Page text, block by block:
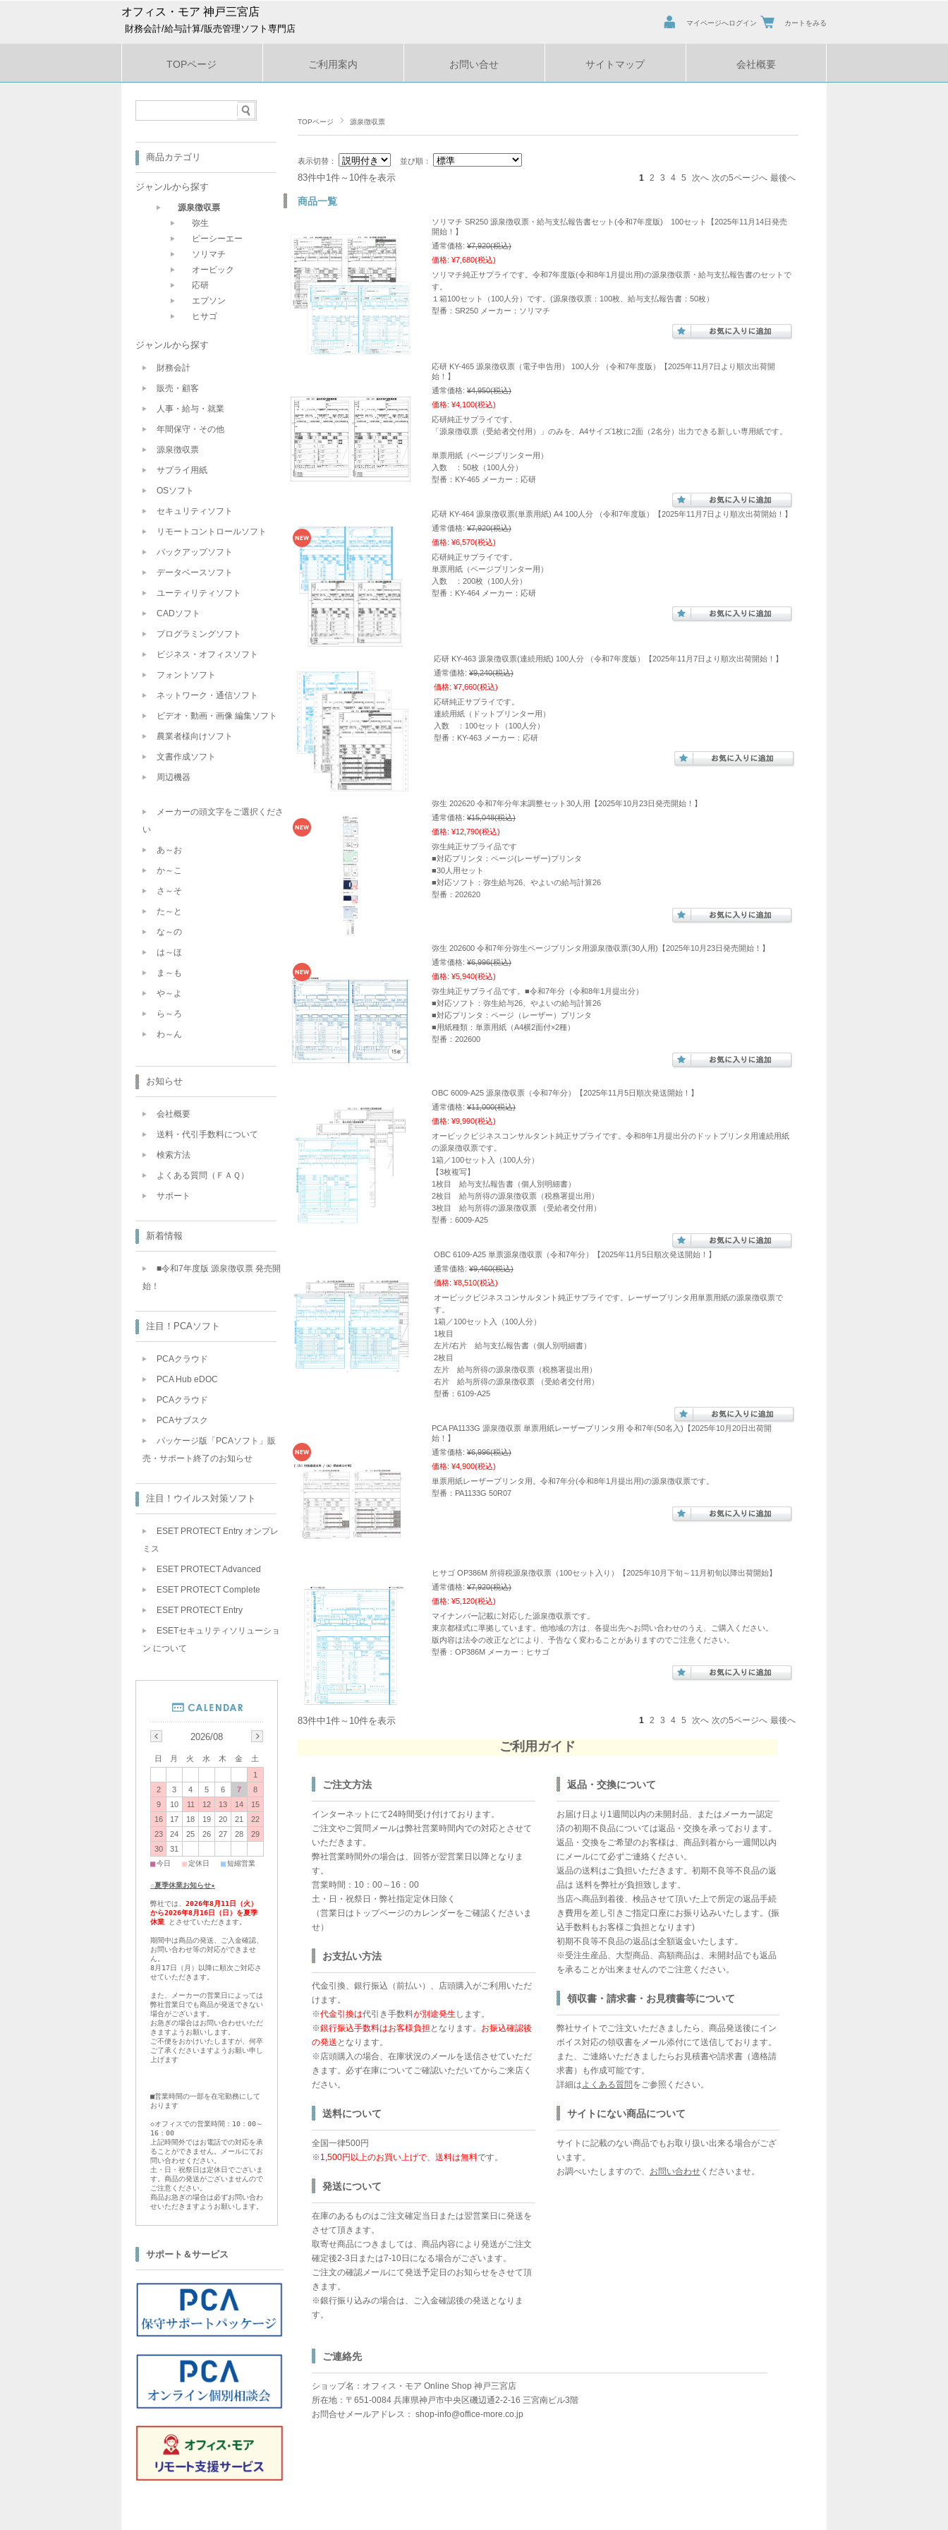
オフィス・モア 神戸三宮店
財務会計/給与計算/販売管理ソフト専門店
マイページへログイン カートをみる
TOPページ ご利用案内 お問い合せ サイトマップ 会社概要
TOPページ 源泉徴収票
表示切替： 並び順：
83件中1件～10件を表示 1 2 3 4 5 次へ 次の5ページへ 最後へ
商品一覧
ソリマチ SR250 源泉徴収票・給与支払報告書セット(令和7年度版) 100セット【2025年11月14日発売
開始！】
通常価格: ¥7,920(税込)
価格: ¥7,680(税込)
ソリマチ純正サプライです。令和7年度版(令和8年1月提出用)の源泉徴収票・給与支払報告書のセットで
す。
１箱100セット（100人分）です。(源泉徴収票：100枚、給与支払報告書：50枚）
型番：SR250 メーカー：ソリマチ
応研 KY-465 源泉徴収票（電子申告用） 100人分 （令和7年度版）【2025年11月7日より順次出荷開
始！】
通常価格: ¥4,950(税込)
価格: ¥4,100(税込)
応研純正サプライです。
「源泉徴収票（受給者交付用）」のみを、A4サイズ1枚に2面（2名分）出力できる新しい専用紙です。
単票用紙（ページプリンター用）
入数 ：50枚（100人分）
型番：KY-465 メーカー：応研
応研 KY-464 源泉徴収票(単票用紙) A4 100人分 （令和7年度版）【2025年11月7日より順次出荷開始！】
通常価格: ¥7,920(税込)
価格: ¥6,570(税込)
応研純正サプライです。
単票用紙（ページプリンター用）
入数 ：200枚（100人分）
型番：KY-464 メーカー：応研
応研 KY-463 源泉徴収票(連続用紙) 100人分 （令和7年度版）【2025年11月7日より順次出荷開始！】
通常価格: ¥9,240(税込)
価格: ¥7,660(税込)
応研純正サプライです。
連続用紙（ドットプリンター用）
入数 ：100セット（100人分）
型番：KY-463 メーカー：応研
弥生 202620 令和7年分年末調整セット30人用【2025年10月23日発売開始！】
通常価格: ¥15,048(税込)
価格: ¥12,790(税込)
弥生純正サプライ品です
■対応プリンタ：ページ(レーザー)プリンタ
■30人用セット
■対応ソフト：弥生給与26、やよいの給与計算26
型番：202620
弥生 202600 令和7年分弥生ページプリンタ用源泉徴収票(30人用)【2025年10月23日発売開始！】
通常価格: ¥6,996(税込)
価格: ¥5,940(税込)
弥生純正サプライ品です。■令和7年分（令和8年1月提出分）
■対応ソフト：弥生給与26、やよいの給与計算26
■対応プリンタ：ページ（レーザー）プリンタ
■用紙種類：単票用紙（A4横2面付×2種）
型番：202600
OBC 6009-A25 源泉徴収票（令和7年分）【2025年11月5日順次発送開始！】
通常価格: ¥11,000(税込)
価格: ¥9,990(税込)
オービックビジネスコンサルタント純正サプライです。令和8年1月提出分のドットプリンタ用連続用紙
の源泉徴収票です。
1箱／100セット入（100人分）
【3枚複写】
1枚目 給与支払報告書（個人別明細書）
2枚目 給与所得の源泉徴収票（税務署提出用）
3枚目 給与所得の源泉徴収票 （受給者交付用）
型番：6009-A25
OBC 6109-A25 単票源泉徴収票（令和7年分）【2025年11月5日順次発送開始！】
通常価格: ¥9,460(税込)
価格: ¥8,510(税込)
オービックビジネスコンサルタント純正サプライです。レーザープリンタ用単票用紙の源泉徴収票で
す。
1箱／100セット入（100人分）
1枚目
左片/右片 給与支払報告書（個人別明細書）
2枚目
左片 給与所得の源泉徴収票（税務署提出用）
右片 給与所得の源泉徴収票 （受給者交付用）
型番：6109-A25
PCA PA1133G 源泉徴収票 単票用紙レーザープリンタ用 令和7年(50名入)【2025年10月20日出荷開
始！】
通常価格: ¥6,996(税込)
価格: ¥4,900(税込)
単票用紙レーザープリンタ用。令和7年分(令和8年1月提出用)の源泉徴収票です。
型番：PA1133G 50R07
ヒサゴ OP386M 所得税源泉徴収票（100セット入り）【2025年10月下旬～11月初旬以降出荷開始】
通常価格: ¥7,920(税込)
価格: ¥5,120(税込)
マイナンバー記載に対応した源泉徴収票です。
東京都様式に準拠しています。他地域の方は、各提出先へお問い合わせのうえ、ご購入ください。
版内容は法令の改正などにより、予告なく変わることがありますのでご注意ください。
型番：OP386M メーカー：ヒサゴ
83件中1件～10件を表示 1 2 3 4 5 次へ 次の5ページへ 最後へ
ご利用ガイド
ご注文方法
インターネットにて24時間受け付けております。
ご注文やご質問メールは弊社営業時間内での対応とさせて
いただきます。
弊社営業時間外の場合は、回答が翌営業日以降となりま
す。
営業時間：10：00～16：00
土・日・祝祭日・弊社指定定休日除く
（営業日はトップページのカレンダーをご確認くださいま
せ）
お支払い方法
代金引換、銀行振込（前払い）、店頭購入がご利用いただ
けます。
※代金引換は代引き手数料が別途発生 します。
※銀行振込手数料はお客様負担 となります。 お振込確認後
の発送 となります。
※店頭購入の場合、在庫状況のメールを送信させていただ
きます。必ず在庫についてご確認いただいてからご来店く
ださい。
送料について
全国一律500円
※1,500円以上のお買い上げで、送料は無料です。
発送について
在庫のあるものはご注文確定当日または翌営業日に発送を
させて頂きます。
取寄せ商品につきましては、商品内容により発送がご注文
確定後2-3日または7-10日になる場合がございます。
ご注文の確認メールにて発送予定日のお知らせをさせて頂
きます。
※銀行振り込みの場合は、ご入金確認後の発送となりま
す。
返品・交換について
お届け日より1週間以内の未開封品、またはメーカー認定
済の初期不良品については返品・交換を承っております。
返品・交換をご希望のお客様は、商品到着から一週間以内
にメールにて必ずご連絡ください。
返品の送料はご負担いただきます。初期不良等不良品の返
品は 送料を弊社が負担致します。
当店へ商品到着後、検品させて頂いた上で所定の返品手続
き費用を差し引きご指定口座にお振り込みいたします。(振
込手数料もお客様ご負担となります)
初期不良等不良品の返品は全額返金いたします。
※受注生産品、大型商品、高額商品は、未開封品でも返品
を承ることが出来ませんのでご注意ください。
領収書・請求書・お見積書等について
弊社サイトでご注文いただきましたら、商品発送後にイン
ボイス対応の領収書をメール添付にて送信しております。
また、ご連絡いただきましたらお見積書や請求書（適格請
求書）も作成可能です。
詳細はよくある質問をご参照ください。
サイトにない商品について
サイトに記載のない商品でもお取り扱い出来る場合がござ
います。
お調べいたしますので、 お問い合わせくださいませ。
ご連絡先
ショップ名：オフィス・モア Online Shop 神戸三宮店
所在地：〒651-0084 兵庫県神戸市中央区磯辺通2-2-16 三宮南ビル3階
お問合せメールアドレス： shop-info@office-more.co.jp
商品カテゴリ
ジャンルから探す
源泉徴収票
弥生
ピーシーエー
ソリマチ
オービック
応研
エプソン
ヒサゴ
ジャンルから探す
財務会計
販売・顧客
人事・給与・就業
年間保守・その他
源泉徴収票
サプライ用紙
OSソフト
セキュリティソフト
リモートコントロールソフト
バックアップソフト
データベースソフト
ユーティリティソフト
CADソフト
プログラミングソフト
ビジネス・オフィスソフト
フォントソフト
ネットワーク・通信ソフト
ビデオ・動画・画像 編集ソフト
農業者様向けソフト
文書作成ソフト
周辺機器
メーカーの頭文字をご選択くださ
い
あ～お
か～こ
さ～そ
た～と
な～の
は～ほ
ま～も
や～よ
ら～ろ
わ～ん
お知らせ
会社概要
送料・代引手数料について
検索方法
よくある質問（ＦＡＱ）
サポート
新着情報
■令和7年度版 源泉徴収票 発売開
始！
注目！PCAソフト
PCAクラウド
PCA Hub eDOC
PCAクラウド
PCAサブスク
パッケージ版「PCAソフト」販
売・サポート終了のお知らせ
注目！ウイルス対策ソフト
ESET PROTECT Entry オンプレ
ミス
ESET PROTECT Advanced
ESET PROTECT Complete
ESET PROTECT Entry
ESETセキュリティソリューショ
ン について
2026/08
日 月 火 水 木 金
土
1
2
3 4 5 6 7
8
9
10 11 12 13 14
15
16
17 18 19 20 21
22
23
24 25 26 27 28
29
30
31
■今日 ■定休日 ■短縮営業
☆夏季休業お知らせ★
弊社では、 2026年8月11日（火）
から2026年8月16日（日）を夏季
休業 とさせていただきます。
期間中は商品の発送、ご入金確認、
お問い合わせ等の対応ができませ
ん。
8月17日（月）以降に順次ご対応さ
せていただきます。
また、メーカーの営業日によっては
弊社営業日でも商品が発送できない
場合がございます。
お急ぎの場合はお問い合わせいただ
きますようお願いします。
ご不便をおかけいたしますが、何卒
ご了承くださいますようお願い申し
上げます
■営業時間の一部を在宅勤務にして
おります
◇オフィスでの営業時間：10：00～
16：00
上記時間外ではお電話での対応を承
ることができません。メールにてお
問い合わせください。
土・日・祝祭日は定休日でございま
す。商品の発送がございませんので
ご注意ください。
商品お急ぎの場合は必ずお問い合わ
せいただきますようお願いします。
サポート＆サービス